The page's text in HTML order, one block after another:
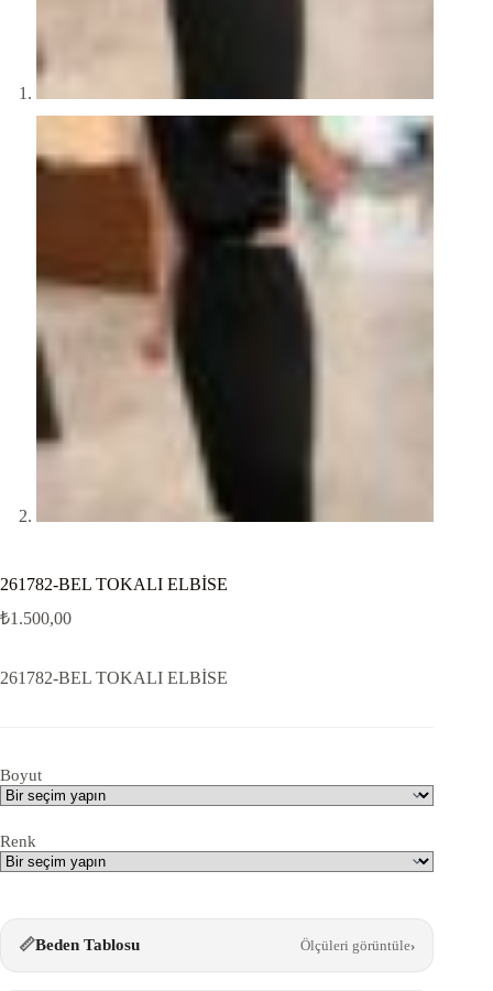
261782-BEL TOKALI ELBİSE
₺1.500,00
261782-BEL TOKALI ELBİSE
Boyut
Renk
📏Beden Tablosu Ölçüleri görüntüle›